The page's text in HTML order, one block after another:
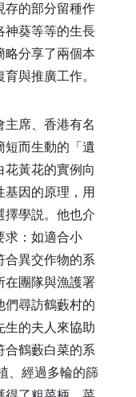
存的部分留種作
神葵等等的生長
略分享了兩個本
與推廣工作。
主席、香港有名
短而生動的「遺
花黃花的實例向
基因的原理，用
擇學説。他也介
求：如適合小
合異交作物的系
在團隊與漁護署
們尋訪鶴藪村的
生的夫人來協助
合鶴藪白菜的系
、經過多輪的篩